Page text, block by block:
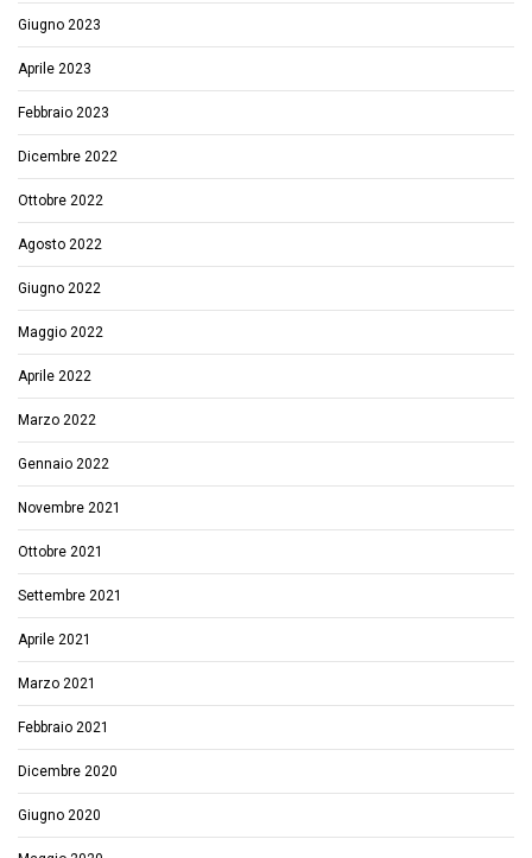
Giugno 2023
Aprile 2023
Febbraio 2023
Dicembre 2022
Ottobre 2022
Agosto 2022
Giugno 2022
Maggio 2022
Aprile 2022
Marzo 2022
Gennaio 2022
Novembre 2021
Ottobre 2021
Settembre 2021
Aprile 2021
Marzo 2021
Febbraio 2021
Dicembre 2020
Giugno 2020